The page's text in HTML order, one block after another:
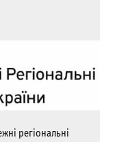
регіональні